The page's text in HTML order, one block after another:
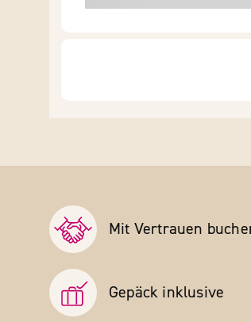
Mit Vertrauen
Gepäck inklusive